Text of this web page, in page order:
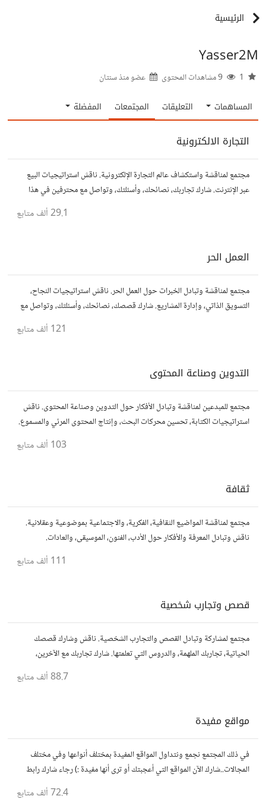
الرئيسية
Yasser2M
عضو منذسنتان
المساهمات التعليقات المجتمعات المفضلة
التجارة الالكترونية
مجتمع لمناقشة واستكشاف عالم التجارة الإلكترونية. ناقش استراتيجيات البيع
عبر الإنترنت. شارك تجاربك، نصائحك، وأسئلتك، وتواصل مع محترفين في هذا
29.1 ألف متابع
العمل الحر
مجتمع لمناقشة وتبادل الخبرات حول العمل الحر. ناقش استراتيجيات النجاح،
التسويق الذاتي، وإدارة المشاريع. شارك قصصك، نصائحك، وأسئلتك، وتواصل مع
121 ألف متابع
التدوين وصناعة المحتوى
مجتمع للمبدعين لمناقشة وتبادل الأفكار حول التدوين وصناعة المحتوى. ناقش
استراتيجيات الكتابة، تحسين محركات البحث، وإنتاج المحتوى المرئي والمسموع.
103 ألف متابع
ثقافة
مجتمع لمناقشة المواضيع الثقافية، الفكرية، والاجتماعية بموضوعية وعقلانية.
ناقش وتبادل المعرفة والأفكار حول الأدب، الفنون، الموسيقى، والعادات.
111 ألف متابع
قصص وتجارب شخصية
مجتمع لمشاركة وتبادل القصص والتجارب الشخصية. ناقش وشارك قصصك
الحياتية، تجاربك الملهمة، والدروس التي تعلمتها. شارك تجاربك مع الآخرين،
88.7 ألف متابع
مواقع مفيدة
في ذلك المجتمع نجمع ونتداول المواقع المفيدة بمختلف أنواعها وفي مختلف
المجالات..شارك الآن المواقع التي أعجبتك أو ترى أنها مفيدة :) رجاء شارك رابط
72.4 ألف متابع